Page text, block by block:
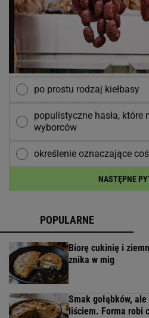
po prostu rodzaj kiełbasy
populistyczne hasła, które
wyborców
określenie oznaczające
NASTĘPNE
POPULARNE
Biorę cukinię i
znika w mig
Smak gołąbków,
liściem. Forma robi